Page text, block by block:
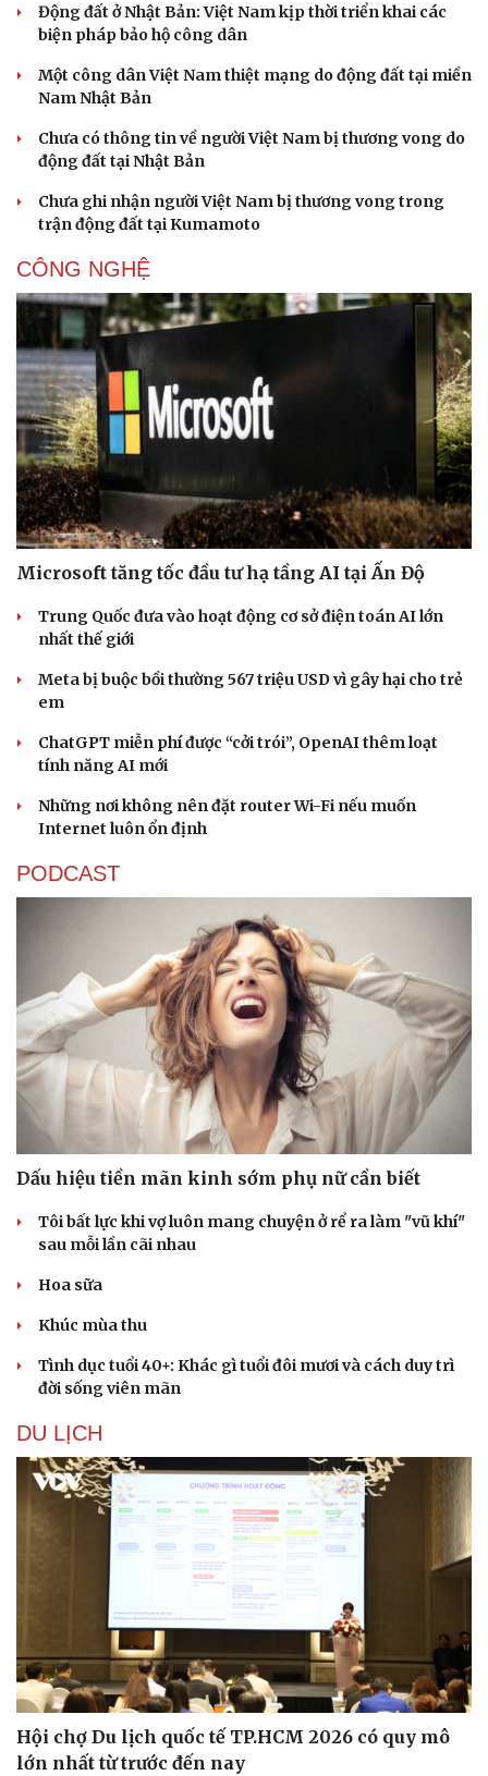
Văn hóa
Văn học
Âm nhạc
Giải trí
Thời trang
Du lịch
Tư vấn
check-in
Podcast
Động đất ở Nhật Bản: Việt Nam kịp thời triển khai các
biện pháp bảo hộ công dân
Một công dân Việt Nam thiệt mạng do động đất tại miền
Nam Nhật Bản
Chưa có thông tin về người Việt Nam bị thương vong do
động đất tại Nhật Bản
Chưa ghi nhận người Việt Nam bị thương vong trong
trận động đất tại Kumamoto
CÔNG NGHỆ
Microsoft tăng tốc đầu tư hạ tầng AI tại Ấn Độ
Trung Quốc đưa vào hoạt động cơ sở điện toán AI lớn
nhất thế giới
Meta bị buộc bồi thường 567 triệu USD vì gây hại cho trẻ
em
ChatGPT miễn phí được “cởi trói”, OpenAI thêm loạt
tính năng AI mới
Những nơi không nên đặt router Wi-Fi nếu muốn
Internet luôn ổn định
PODCAST
Dấu hiệu tiền mãn kinh sớm phụ nữ cần biết
Tôi bất lực khi vợ luôn mang chuyện ở rể ra làm "vũ khí"
sau mỗi lần cãi nhau
Hoa sữa
Khúc mùa thu
Tình dục tuổi 40+: Khác gì tuổi đôi mươi và cách duy trì
đời sống viên mãn
DU LỊCH
Hội chợ Du lịch quốc tế TP.HCM 2026 có quy mô
lớn nhất từ trước đến nay